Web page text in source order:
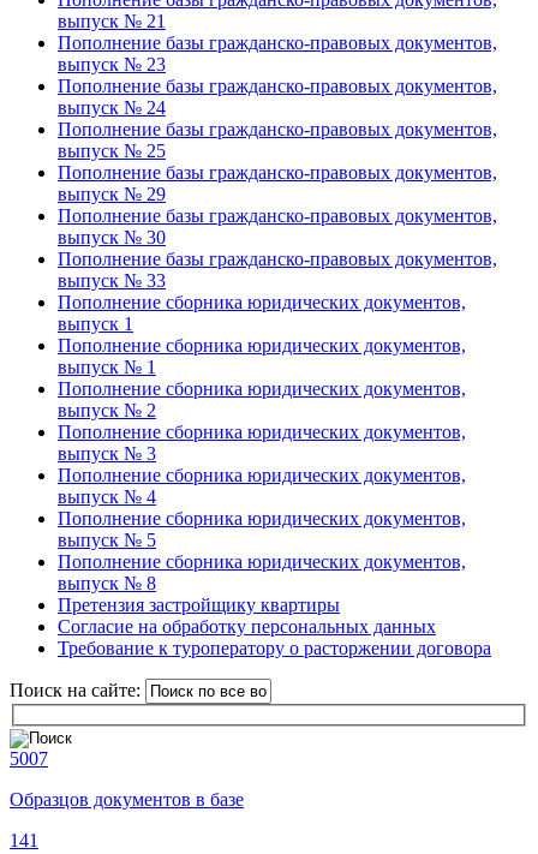
выпуск № 21
Пополнение базы гражданско-правовых документов,
выпуск № 23
Пополнение базы гражданско-правовых документов,
выпуск № 24
Пополнение базы гражданско-правовых документов,
выпуск № 25
Пополнение базы гражданско-правовых документов,
выпуск № 29
Пополнение базы гражданско-правовых документов,
выпуск № 30
Пополнение базы гражданско-правовых документов,
выпуск № 33
Пополнение сборника юридических документов,
выпуск 1
Пополнение сборника юридических документов,
выпуск № 1
Пополнение сборника юридических документов,
выпуск № 2
Пополнение сборника юридических документов,
выпуск № 3
Пополнение сборника юридических документов,
выпуск № 4
Пополнение сборника юридических документов,
выпуск № 5
Пополнение сборника юридических документов,
выпуск № 8
Претензия застройщику квартиры
Согласие на обработку персональных данных
Требование к туроператору о расторжении договора
Поиск на сайте:
5007
Образцов документов в базе
141